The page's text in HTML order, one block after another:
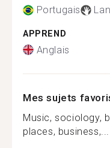
Portugais
APPREND
Anglais
Mes sujets
Music, sociology,
places, business,...